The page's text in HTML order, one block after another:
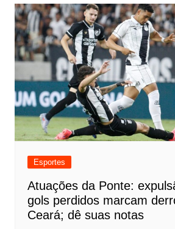
Esportes
Atuações da Ponte:
gols perdidos marcam
Ceará; dê suas notas